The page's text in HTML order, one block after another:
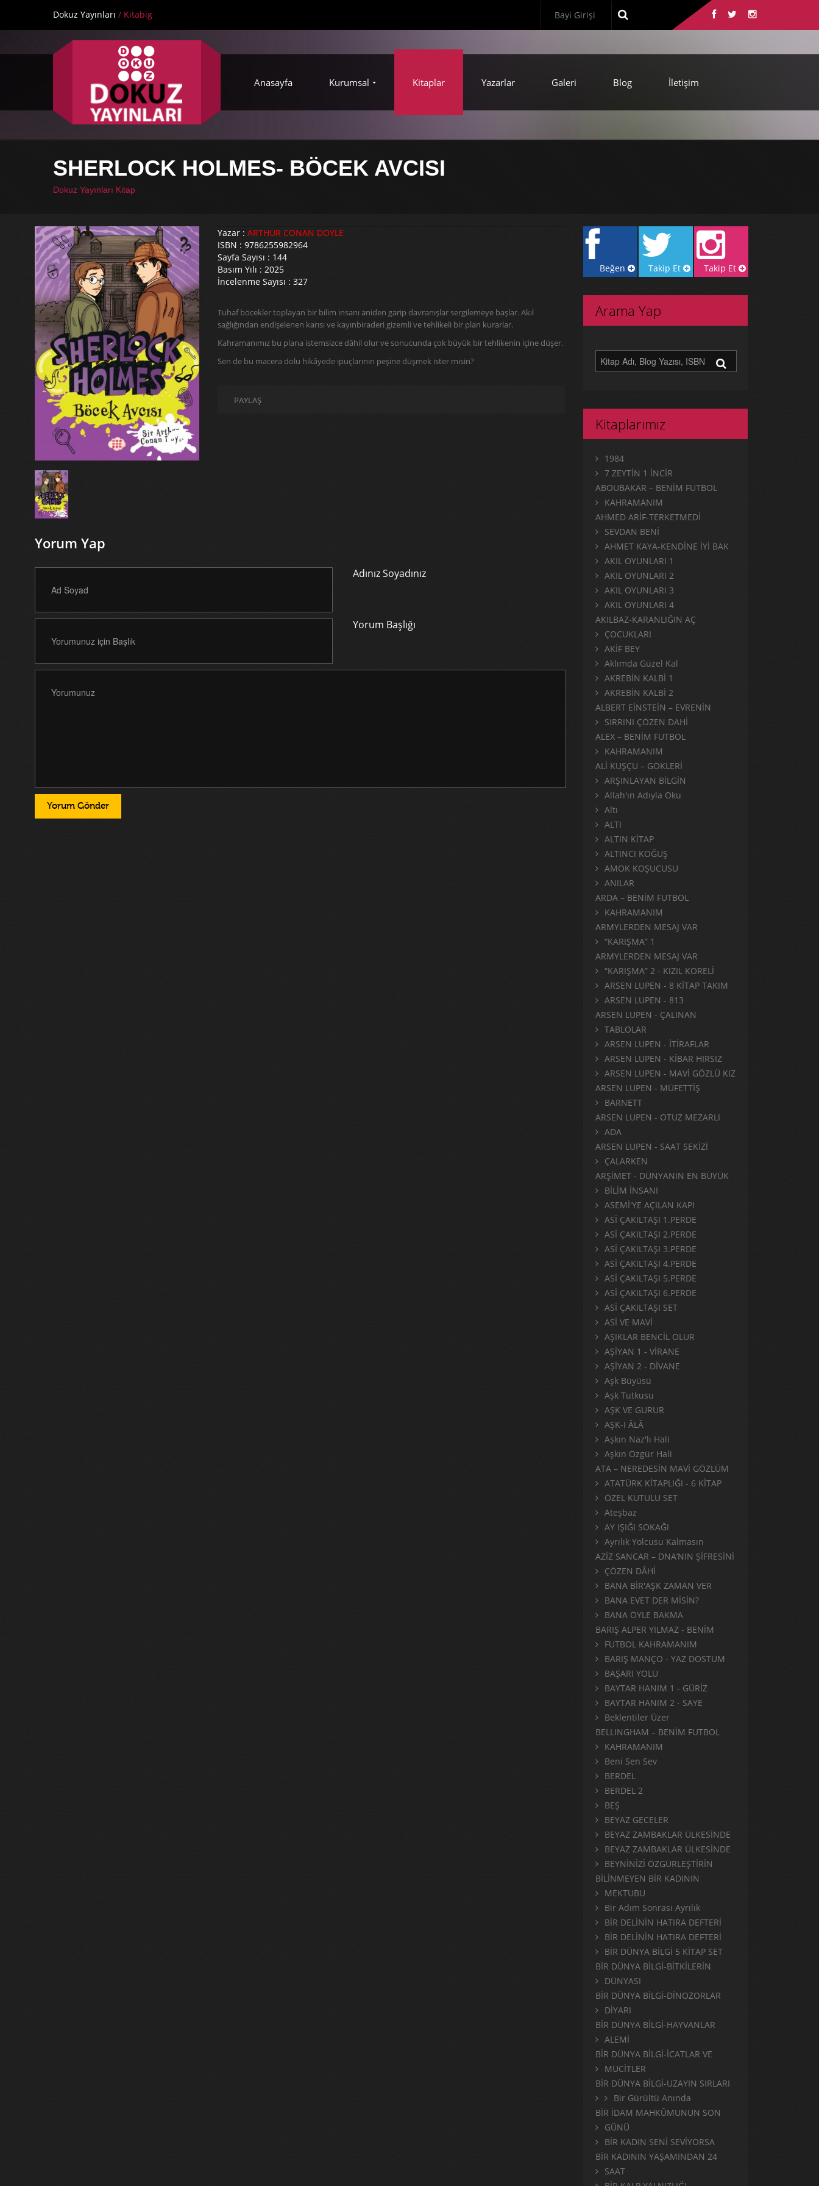
Dokuz Yayınları / Kitabig Bayi Girişi
Anasayfa Kurumsal Kitaplar Yazarlar Galeri Blog İletişim
SHERLOCK HOLMES- BÖCEK AVCISI
Dokuz Yayınları Kitap
Yazar : ARTHUR CONAN DOYLE
ISBN : 9786255982964
Sayfa Sayısı : 144
Basım Yılı : 2025
İncelenme Sayısı : 327
Tuhaf böcekler toplayan bir bilim insanı aniden garip davranışlar sergilemeye başlar. Akıl
sağlığından endişelenen karısı ve kayınbiraderi gizemli ve tehlikeli bir plan kurarlar.
Kahramanımız bu plana istemsizce dâhil olur ve sonucunda çok büyük bir tehlikenin içine düşer.
Sen de bu macera dolu hikâyede ipuçlarının peşine düşmek ister misin?
PAYLAŞ
Yorum Yap
Adınız Soyadınız
Yorum Başlığı
Beğen Takip Et Takip Et
Arama Yap
Kitaplarımız
1984
7 ZEYTİN 1 İNCİR
ABOUBAKAR – BENİM FUTBOL
KAHRAMANIM
AHMED ARİF-TERKETMEDİ
SEVDAN BENİ
AHMET KAYA-KENDİNE İYİ BAK
AKIL OYUNLARI 1
AKIL OYUNLARI 2
AKIL OYUNLARI 3
AKIL OYUNLARI 4
AKILBAZ-KARANLIĞIN AÇ
ÇOCUKLARI
AKİF BEY
Aklımda Güzel Kal
AKREBİN KALBİ 1
AKREBİN KALBİ 2
ALBERT EİNSTEİN – EVRENİN
SIRRINI ÇÖZEN DAHİ
ALEX – BENİM FUTBOL
KAHRAMANIM
ALİ KUŞÇU – GÖKLERİ
ARŞINLAYAN BİLGİN
Allah'ın Adıyla Oku
Altı
ALTI
ALTIN KİTAP
ALTINCI KOĞUŞ
AMOK KOŞUCUSU
ANILAR
ARDA – BENİM FUTBOL
KAHRAMANIM
ARMYLERDEN MESAJ VAR
“KARIŞMA” 1
ARMYLERDEN MESAJ VAR
“KARIŞMA” 2 - KIZIL KORELİ
ARSEN LUPEN - 8 KİTAP TAKIM
ARSEN LUPEN - 813
ARSEN LUPEN - ÇALINAN
TABLOLAR
ARSEN LUPEN - İTİRAFLAR
ARSEN LUPEN - KİBAR HIRSIZ
ARSEN LUPEN - MAVİ GÖZLÜ KIZ
ARSEN LUPEN - MÜFETTİŞ
BARNETT
ARSEN LUPEN - OTUZ MEZARLI
ADA
ARSEN LUPEN - SAAT SEKİZİ
ÇALARKEN
ARŞİMET - DÜNYANIN EN BÜYÜK
BİLİM İNSANI
ASEMİ'YE AÇILAN KAPI
ASİ ÇAKILTAŞI 1.PERDE
ASİ ÇAKILTAŞI 2.PERDE
ASİ ÇAKILTAŞI 3.PERDE
ASİ ÇAKILTAŞI 4.PERDE
ASİ ÇAKILTAŞI 5.PERDE
ASİ ÇAKILTAŞI 6.PERDE
ASİ ÇAKILTAŞI SET
ASİ VE MAVİ
AŞIKLAR BENCİL OLUR
AŞİYAN 1 - VİRANE
AŞİYAN 2 - DİVANE
Aşk Büyüsü
Aşk Tutkusu
AŞK VE GURUR
AŞK-I ÂLÂ
Aşkın Naz'lı Hali
Aşkın Özgür Hali
ATA – NEREDESİN MAVİ GÖZLÜM
ATATÜRK KİTAPLIĞI - 6 KİTAP
ÖZEL KUTULU SET
Ateşbaz
AY IŞIĞI SOKAĞI
Ayrılık Yolcusu Kalmasın
AZİZ SANCAR – DNA’NIN ŞİFRESİNİ
ÇÖZEN DÂHİ
BANA BİR'AŞK ZAMAN VER
BANA EVET DER MİSİN?
BANA ÖYLE BAKMA
BARIŞ ALPER YILMAZ - BENİM
FUTBOL KAHRAMANIM
BARIŞ MANÇO - YAZ DOSTUM
BAŞARI YOLU
BAYTAR HANIM 1 - GÜRİZ
BAYTAR HANIM 2 - SAYE
Beklentiler Üzer
BELLINGHAM – BENİM FUTBOL
KAHRAMANIM
Beni Sen Sev
BERDEL
BERDEL 2
BEŞ
BEYAZ GECELER
BEYAZ ZAMBAKLAR ÜLKESİNDE
BEYAZ ZAMBAKLAR ÜLKESİNDE
BEYNİNİZİ ÖZGÜRLEŞTİRİN
BİLİNMEYEN BİR KADININ
MEKTUBU
Bir Adım Sonrası Ayrılık
BİR DELİNİN HATIRA DEFTERİ
BİR DELİNİN HATIRA DEFTERİ
BİR DÜNYA BİLGİ 5 KİTAP SET
BİR DÜNYA BİLGİ-BİTKİLERİN
DÜNYASI
BİR DÜNYA BİLGİ-DİNOZORLAR
DİYARI
BİR DÜNYA BİLGİ-HAYVANLAR
ALEMİ
BİR DÜNYA BİLGİ-İCATLAR VE
MUCİTLER
BİR DÜNYA BİLGİ-UZAYIN SIRLARI
Bir Gürültü Anında
BİR İDAM MAHKÛMUNUN SON
GÜNÜ
BİR KADIN SENİ SEVİYORSA
BİR KADININ YAŞAMINDAN 24
SAAT